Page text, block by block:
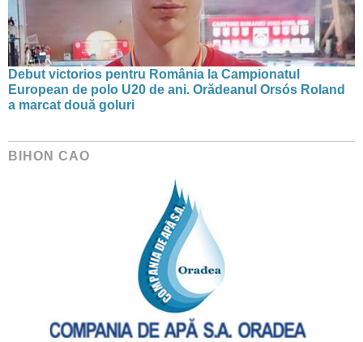
Debut victorios pentru România la Campionatul
European de polo U20 de ani. Orădeanul Orsós Roland
a marcat două goluri
BIHON CAO